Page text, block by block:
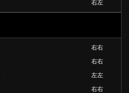
右左
右右
右右
左左
右右